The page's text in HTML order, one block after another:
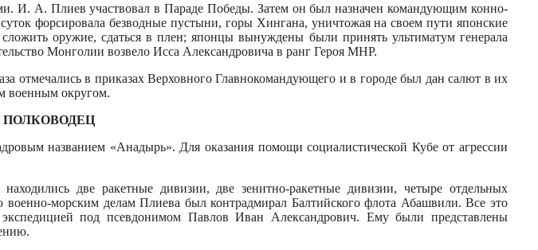
И. А. Плиев участвовал в Параде Победы. Затем он был назначен командующим конно-
фор­сировала безводные пустыни, горы Хингана, уничтожая на своем пути японские
оружие, сдаться в плен; японцы вы­нуждены были принять ультиматум генерала
Монголии возвело Исса Александро­вича в ранг Героя МНР.
в приказах Верховного Главнокоман­дующего и в городе был дан салют в их
военным округом.
названием «Анадырь». Для оказания помощи социалистической Кубе от агрессии
две ракетные дивизии, две зенитно-ракетные диви­зии, четыре отдельных
морским делам Плиева был контрадмирал Балтийского флота Абашвили. Все это
под псевдонимом Павлов Иван Александрович. Ему были представле­ны